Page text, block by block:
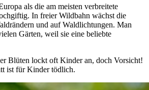
als die am meisten verbreitete
In freier Wildbahn wächst die
und auf Waldlichtungen. Man
Gärten, weil sie eine beliebte
Blüten lockt oft Kinder an, doch Vorsicht!
ist für Kinder tödlich.